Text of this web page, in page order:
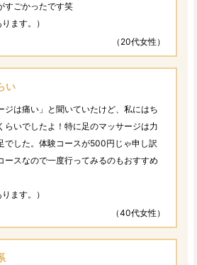
すごかったです笑
ます。）
（20代女性）
い
ジは痛い」と聞いていたけど、私にはち
らいでしたよ！特に足のマッサージは力
でした。体験コースが500円じゃ申し訳
ースなので一度行ってみるのもおすすめ
ます。）
（40代女性）